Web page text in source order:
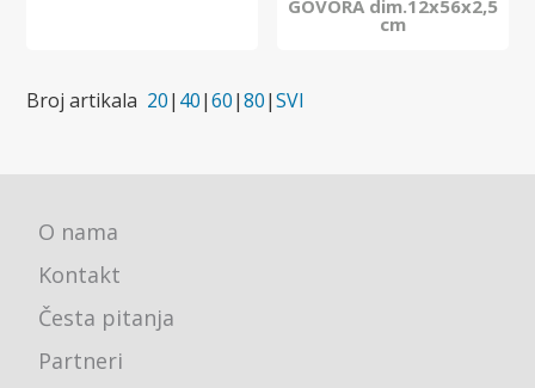
GOVORA dim.12x56x2,5
cm
Broj artikala 20| 40|60|80|SVI
O nama
Kontakt
Česta pitanja
Partneri